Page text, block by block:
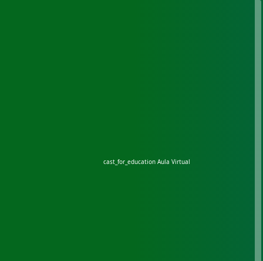
cast_for_education Aula Virtual